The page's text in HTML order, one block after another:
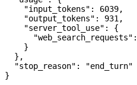
    "input_tokens"
: 6039,
    "output_tokens"
: 931 ,
    "server_tool_use"
: {
      "web_search_requests"
:
    }
  },
  "stop_reason"
:
"end_turn"
}